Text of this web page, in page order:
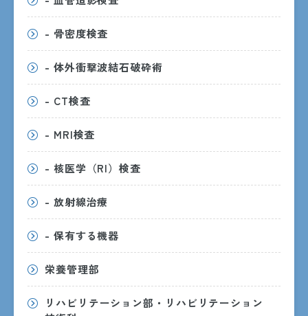
- 骨密度検査
- 体外衝撃波結石破砕術
- CT検査
- MRI検査
- 核医学（RI）検査
- 放射線治療
- 保有する機器
栄養管理部
リハビリテーション部・リハビリテーション
受付時間
月曜日〜金曜日 8:30〜15:00
診察時間
8:30〜17:15
ただし、受付・診療時間は診療科ごとに異なるため、詳しく
休診日
土・日・祝日・年末年始（12/29〜1/3）